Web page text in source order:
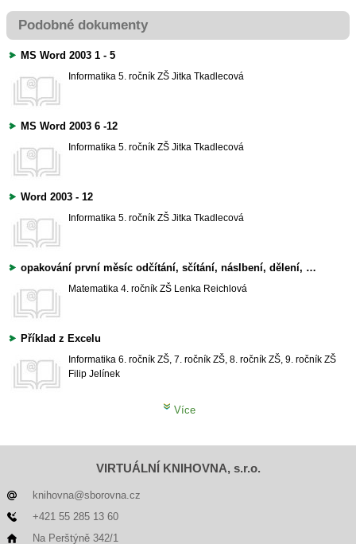
Podobné dokumenty
MS Word 2003 1 - 5
Informatika 5. ročník ZŠ Jitka Tkadlecová
MS Word 2003 6 -12
Informatika 5. ročník ZŠ Jitka Tkadlecová
Word 2003 - 12
Informatika 5. ročník ZŠ Jitka Tkadlecová
opakování první měsíc odčítání, sčítání, náslbení, dělení, nepřeberné množství příkladů.můžete stříhat na proužky, řádky, jednotlivé příklady..
Matematika 4. ročník ZŠ Lenka Reichlová
Příklad z Excelu
Informatika 6. ročník ZŠ, 7. ročník ZŠ, 8. ročník ZŠ, 9. ročník ZŠ
Filip Jelínek
Více
VIRTUÁLNÍ KNIHOVNA, s.r.o.
knihovna@sborovna.cz
+421 55 285 13 60
Na Perštýně 342/1